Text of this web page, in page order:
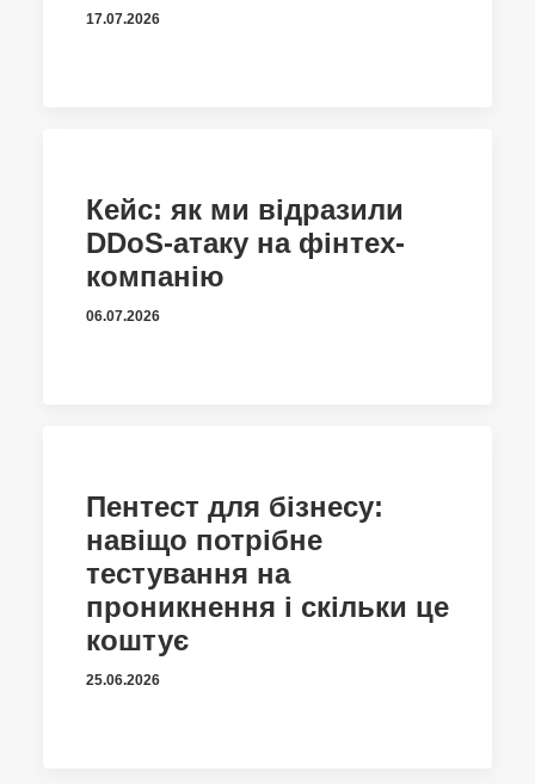
17.07.2026
Кейс: як ми відразили
DDoS-атаку на фінтех-
компанію
06.07.2026
Пентест для бізнесу:
навіщо потрібне
тестування на
проникнення і скільки це
коштує
25.06.2026